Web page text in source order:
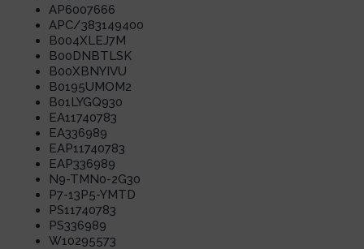
AP6007666
APC/383149400
B004XLEJ7M
B00DNBTLSK
B00XBNYIVU
B0195UMOM2
B01LYGQ930
EA11740783
EA336989
EAP11740783
EAP336989
N9-TMN0-2G30
P7-13P5-YMTD
PS11740783
PS336989
W10295573